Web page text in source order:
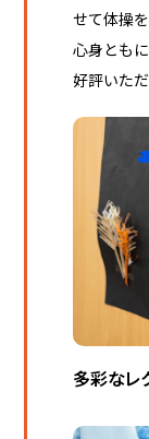
せて体操
心身とも
好評いた
多彩なレ